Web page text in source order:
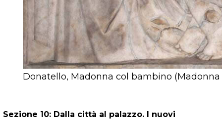
Donatello, Madonna col bambino (Madonna
Sezione 10: Dalla città al palazzo. I nuovi